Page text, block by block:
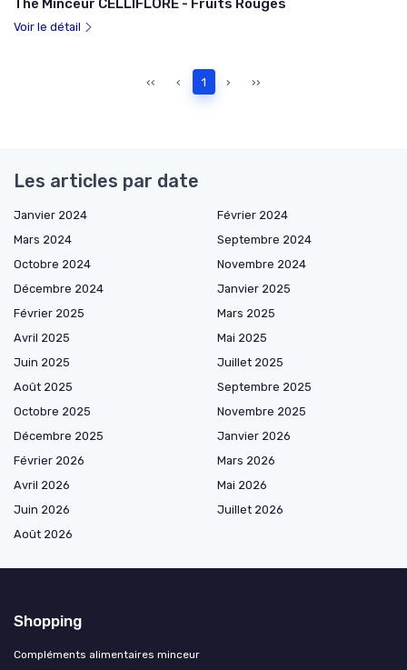
Thé Minceur CELLIFLORE - Fruits Rouges
Voir le détail
‹‹ ‹ 1 › ››
Les articles par date
Janvier 2024
Février 2024
Mars 2024
Septembre 2024
Octobre 2024
Novembre 2024
Décembre 2024
Janvier 2025
Février 2025
Mars 2025
Avril 2025
Mai 2025
Juin 2025
Juillet 2025
Août 2025
Septembre 2025
Octobre 2025
Novembre 2025
Décembre 2025
Janvier 2026
Février 2026
Mars 2026
Avril 2026
Mai 2026
Juin 2026
Juillet 2026
Août 2026
Shopping
Compléments alimentaires minceur